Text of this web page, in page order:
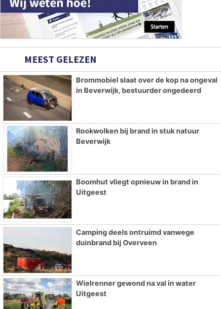
MEEST GELEZEN
Brommobiel slaat over de kop na ongeval
in Beverwijk, bestuurder ongedeerd
Rookwolken bij brand in stuk natuur
Beverwijk
Boomhut vliegt opnieuw in brand in
Uitgeest
Camping deels ontruimd vanwege
duinbrand bij Overveen
Wielrenner gewond na val in water
Uitgeest